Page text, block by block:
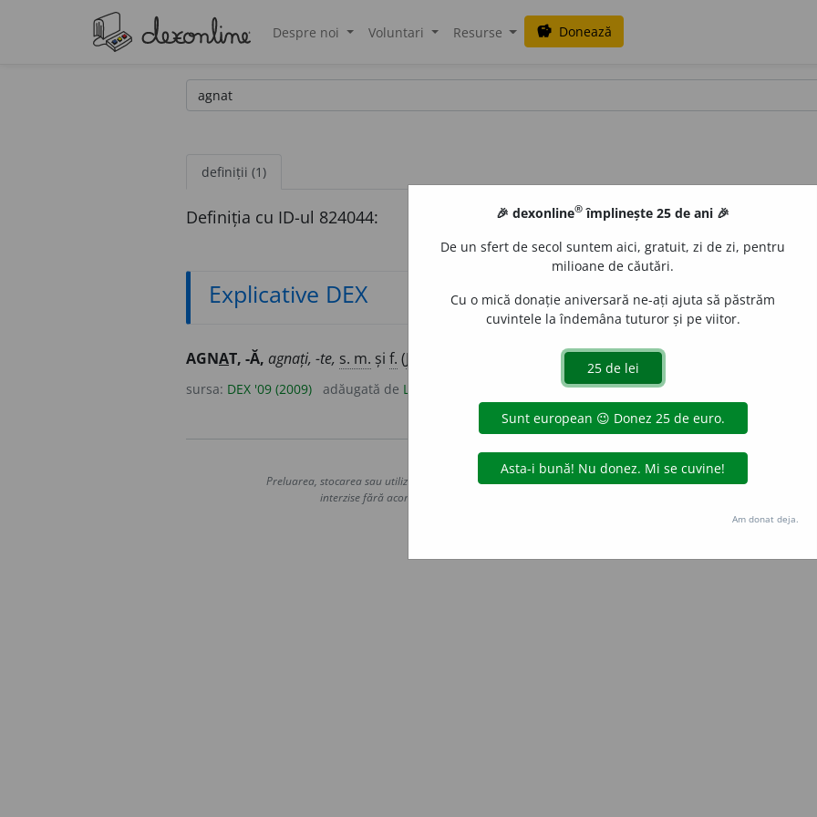
Despre noi Voluntari Resurse savings Donează
definiții (1)
Definiția cu ID-ul 824044:
Explicative DEX
AGNAT, -Ă, agnați, -te, s. m. și f. (Jur. ) Rudă în linie paternă. – Dinfr.agnat,
sursa: DEX '09 (2009) adăugată de LauraGellner
Copyright © 2004-2026 dexonline (https://dexonline.ro)
Preluarea, stocarea sau utilizarea datelor de pe acest site, inclusiv prin orice metode de extragere automată
interzise fără acordul nostru prealabil scris, cu excepția seturilor de date oferite oficial spre utilizare
Hosterion
🎉 dexonline® împlinește 25 de ani 🎉
De un sfert de secol suntem aici, gratuit, zi de zi, pentru
milioane de căutări.
Cu o mică donație aniversară ne-ați ajuta să păstrăm
cuvintele la îndemâna tuturor și pe viitor.
Am donat deja.